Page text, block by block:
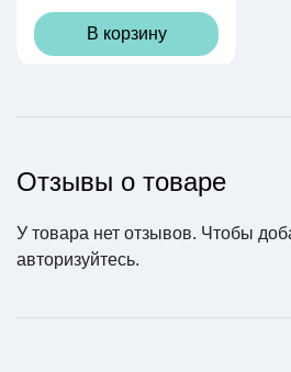
В корзину
Камера ARISUN STA
NDARD 26" x 1.50/2.2
500 ₽
Отзывы о товаре
У товара нет отзывов. Чтобы
авторизуйтесь.